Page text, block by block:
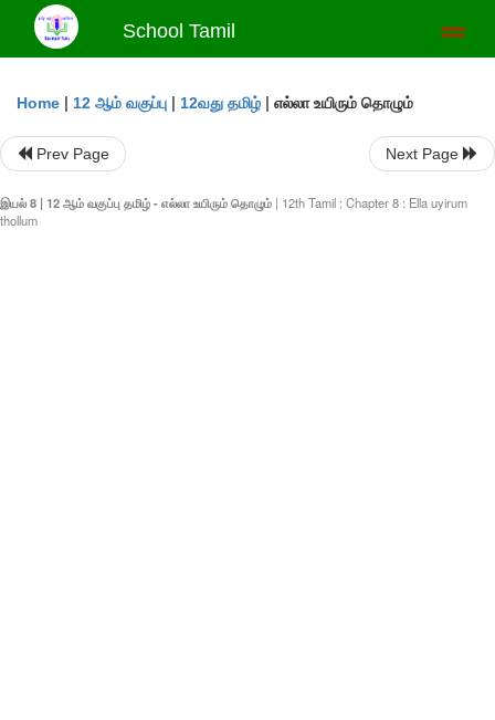
School Tamil
Home | 12 ஆம் வகுப்பு | 12வது தமிழ் | எல்லா உயிரும் தொழும்
Prev Page Next Page
இயல் 8 | 12 ஆம் வகுப்பு தமிழ் - எல்லா உயிரும் தொழும் | 12th Tamil : Chapter 8 : Ella uyirum
thollum